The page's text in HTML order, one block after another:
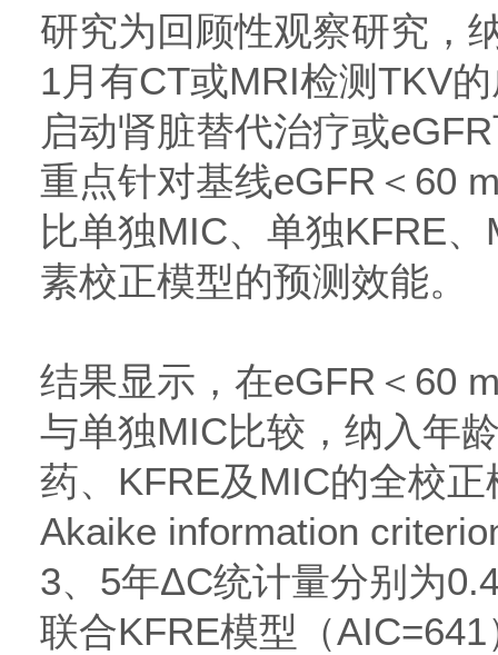
研究为回顾性观察研究，
1月有CT或MRI检测TKV
启动肾脏替代治疗或
重点针对基线eGFR＜60
比单独MIC、单独KFRE
素校正模型的预测效能。
结果显示，在eGFR＜60
与单独MIC比较，纳入年
药、KFRE及MIC的全校
Akaike information
3、5年ΔC统计量分别为
联合KFRE模型（